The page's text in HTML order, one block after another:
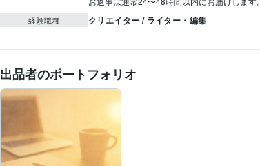
経験職種 クリエイター / ライター・編集
出品者のポートフォリオ